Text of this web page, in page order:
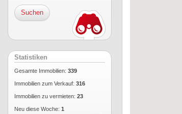
Statistiken
Gesamte Immobilien: 339
Immobilien zum Verkauf: 316
Immobilien zu vermieten: 23
Neu diese Woche: 1